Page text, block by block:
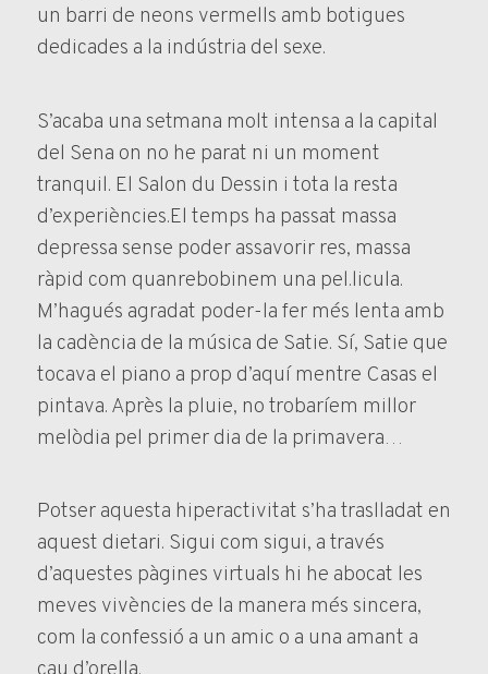
un barri de neons vermells amb botigues
dedicades a la indústria del sexe.
S’acaba una setmana molt intensa a la capital
del Sena on no he parat ni un moment
tranquil. El Salon du Dessin i tota la resta
d’experiències.El temps ha passat massa
depressa sense poder assavorir res, massa
ràpid com quanrebobinem una pel.licula.
M’hagués agradat poder-la fer més lenta amb
la cadència de la música de Satie. Sí, Satie que
tocava el piano a prop d’aquí mentre Casas el
pintava. Après la pluie, no trobaríem millor
melòdia pel primer dia de la primavera…
Potser aquesta hiperactivitat s’ha traslladat en
aquest dietari. Sigui com sigui, a través
d’aquestes pàgines virtuals hi he abocat les
meves vivències de la manera més sincera,
com la confessió a un amic o a una amant a